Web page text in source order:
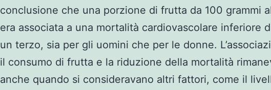
conclusione che una porzione di frutta da 100 grammi
era associata a una mortalità cardiovascolare inferiore
un terzo, sia per gli uomini che per le donne.
il consumo di frutta e la riduzione della mortalità
anche quando si consideravano altri fattori, come il